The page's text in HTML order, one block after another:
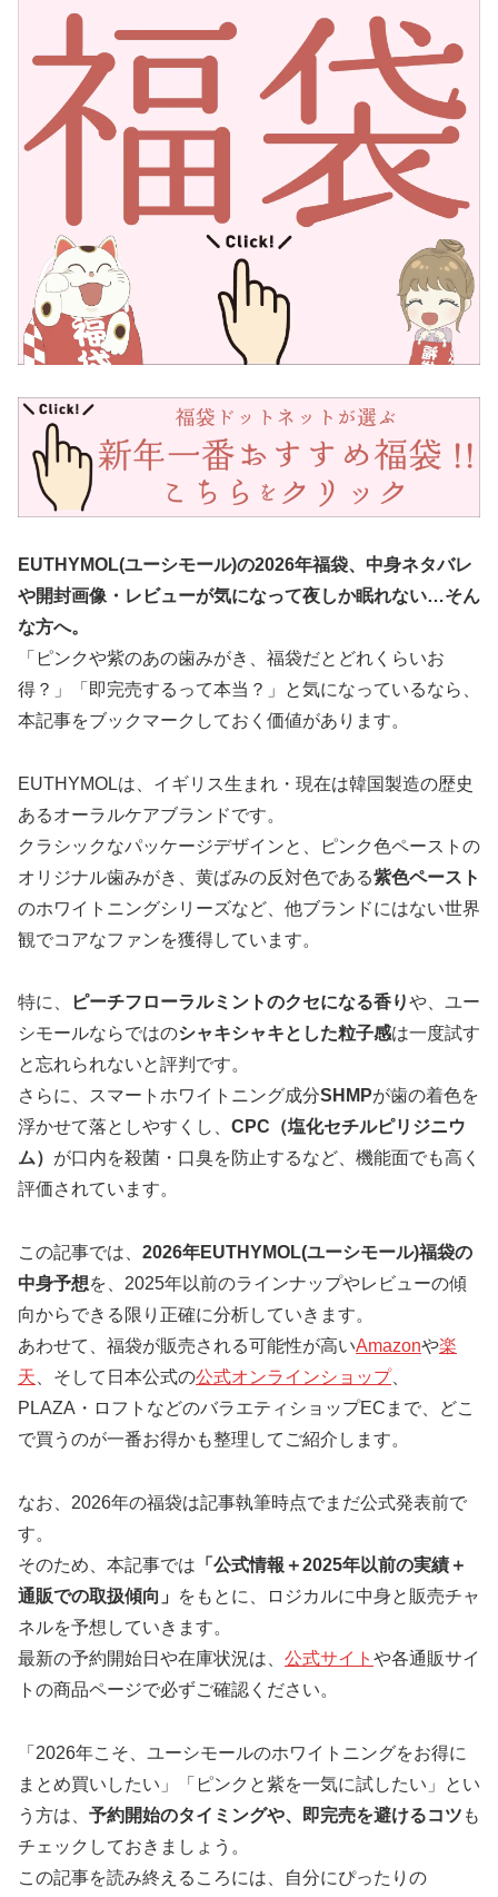
EUTHYMOL(ユーシモール)の2026年福袋、中身ネタバレ
や開封画像・レビューが気になって夜しか眠れない…そん
な方へ。
「ピンクや紫のあの歯みがき、福袋だとどれくらいお
得？」「即完売するって本当？」と気になっているなら、
本記事をブックマークしておく価値があります。
EUTHYMOLは、イギリス生まれ・現在は韓国製造の歴史
あるオーラルケアブランドです。
クラシックなパッケージデザインと、ピンク色ペーストの
オリジナル歯みがき、黄ばみの反対色である紫色ペースト
のホワイトニングシリーズなど、他ブランドにはない世界
観でコアなファンを獲得しています。
特に、 ピーチフローラルミントのクセになる香りや、ユー
シモールならではのシャキシャキとした粒子感は一度試す
と忘れられないと評判です。
さらに、スマートホワイトニング成分SHMPが歯の着色を
浮かせて落としやすくし、 CPC（塩化セチルピリジニウ
ム） が口内を殺菌・口臭を防止するなど、機能面でも高く
評価されています。
この記事では、 2026年EUTHYMOL(ユーシモール)福袋の
中身予想を、2025年以前のラインナップやレビューの傾
向からできる限り正確に分析していきます。
あわせて、福袋が販売される可能性が高いAmazonや楽
天 、そして日本公式の公式オンラインショップ、
PLAZA・ロフトなどのバラエティショップECまで、どこ
で買うのが一番お得かも整理してご紹介します。
なお、2026年の福袋は記事執筆時点でまだ公式発表前で
す。
そのため、本記事では 「公式情報＋2025年以前の実績＋
通販での取扱傾向」
をもとに、ロジカルに中身と販売チャ
ネルを予想していきます。
最新の予約開始日や在庫状況は、 公式サイト や各通販サイ
トの商品ページで必ずご確認ください。
「2026年こそ、ユーシモールのホワイトニングをお得に
まとめ買いしたい」「ピンクと紫を一気に試したい」とい
う方は、 予約開始のタイミングや、即完売を避けるコツ も
チェックしておきましょう。
この記事を読み終えるころには、自分にぴったりの